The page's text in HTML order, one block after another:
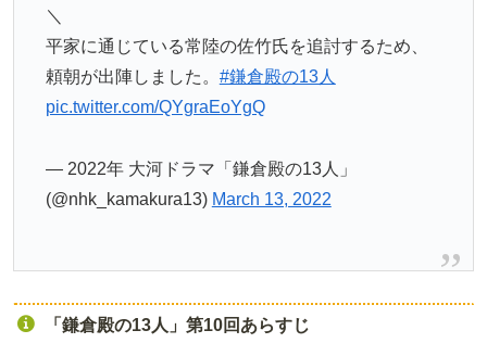
＼
平家に通じている常陸の佐竹氏を追討するため、
頼朝が出陣しました。 #鎌倉殿の13人
pic.twitter.com/QYgraEoYgQ
— 2022年 大河ドラマ「鎌倉殿の13人」
(@nhk_kamakura13) March 13, 2022
「鎌倉殿の13人」第10回あらすじ